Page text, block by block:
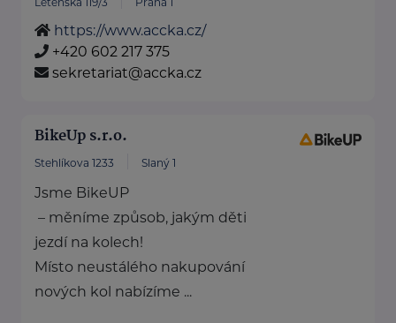
https://www.accka.cz/
+420 602 217 375
sekretariat@accka.cz
BikeUp s.r.o.
Stehlíkova 1233 Slaný 1
Jsme BikeUP
– měníme způsob, jakým děti
jezdí na kolech!
Místo neustálého nakupování
nových kol nabízíme ...